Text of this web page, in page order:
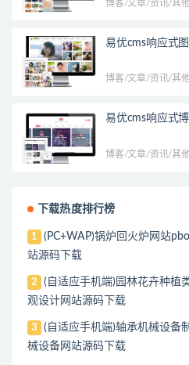
博客/文章/资讯/其他
易优cms响应式
博客/文章/资讯/其他
易优cms响应式
博客/文章/资讯/其他
下载热度排行榜
1
(PC+WAP)锅炉回火炉网站
站源码下载
2
(自适应手机端)园林花卉种植
观设计网站源码下载
3
(自适应手机端)轴承机械设备
械设备网站源码下载